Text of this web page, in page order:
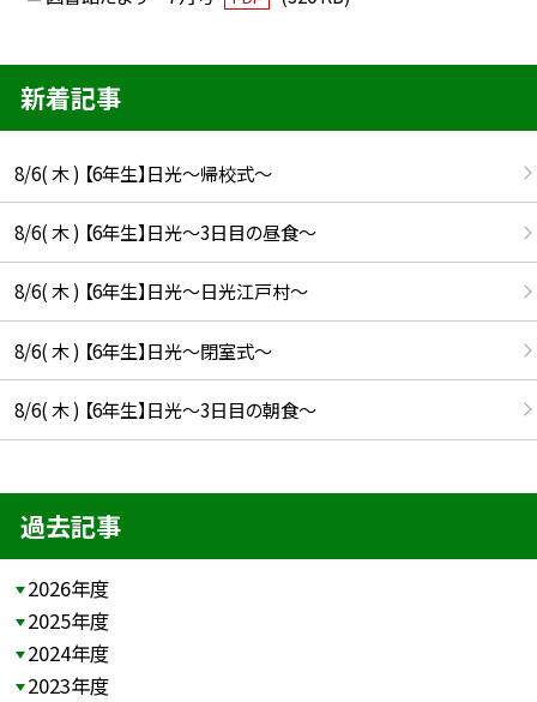
新着記事
8/6( 木 ) 【6年生】日光〜帰校式〜
8/6( 木 ) 【6年生】日光〜3日目の昼食〜
8/6( 木 ) 【6年生】日光〜日光江戸村〜
8/6( 木 ) 【6年生】日光〜閉室式〜
8/6( 木 ) 【6年生】日光〜3日目の朝食〜
過去記事
2026年度
2025年度
2024年度
2023年度